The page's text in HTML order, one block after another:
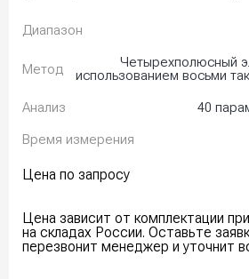
Диапазон
Метод
Четырехполюсный
использованием восьми
Анализ
40
Время измерения
Цена по запросу
Цена зависит от комплектации
на складах России. Оставьте
перезвонит менеджер и уточнит